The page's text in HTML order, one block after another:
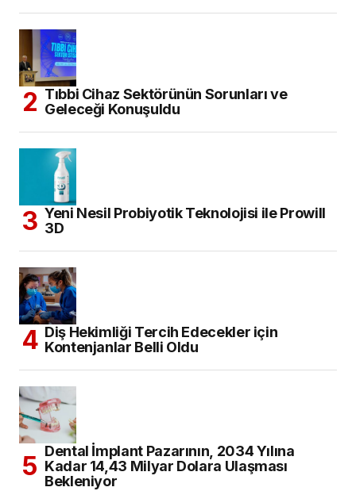
Tıbbi Cihaz Sektörünün Sorunları ve
Geleceği Konuşuldu
Yeni Nesil Probiyotik Teknolojisi ile Prowill
3D
Diş Hekimliği Tercih Edecekler için
Kontenjanlar Belli Oldu
Dental İmplant Pazarının, 2034 Yılına
Kadar 14,43 Milyar Dolara Ulaşması
Bekleniyor